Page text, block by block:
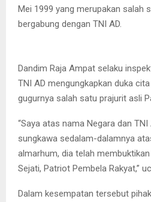
Mei 1999 yang merupakan salah
bergabung dengan TNI AD.
Dandim Raja Ampat selaku
TNI AD mengungkapkan duka
gugurnya salah satu prajurit asli
“Saya atas nama Negara dan
sungkawa sedalam-dalamnya
almarhum, dia telah
Sejati, Patriot Pembela Rakyat,”
Dalam kesempatan tersebut